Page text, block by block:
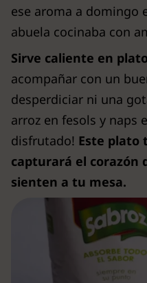
ese aroma a domingo
abuela cocinaba con
Sirve caliente en
acompañar con un
desperdiciar ni una
arroz en fesols y naps
disfrutado! Este plato
capturará el corazón
sienten a tu mesa.